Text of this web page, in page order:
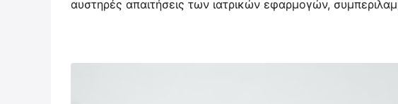
αυστηρές απαιτήσεις των ιατρικών εφαρμογών,